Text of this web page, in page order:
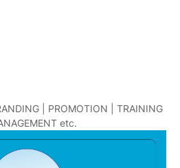
| PROMOTION | TRAINING
etc.